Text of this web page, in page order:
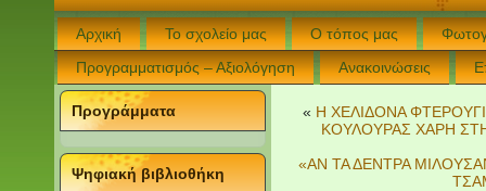
Αρχική Το σχολείο μας Ο τόπος μας
Προγραμματισμός – Αξιολόγηση
Ανακοινώσεις
Προγράμματα
Ψηφιακή βιβλιοθήκη
« Η ΧΕΛΙΔΟΝΑ
ΚΟΥΛΟΥΡΑΣ ΧΑΡΗ
«ΑΝ ΤΑ ΔΕΝΤΡΑ